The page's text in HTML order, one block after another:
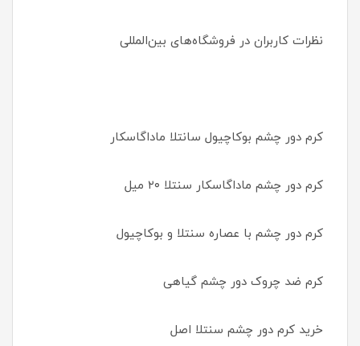
نظرات کاربران در فروشگاه‌های بین‌المللی
کرم دور چشم بوکاچیول سانتلا ماداگاسکار
کرم دور چشم ماداگاسکار سنتلا ۲۰ میل
کرم دور چشم با عصاره سنتلا و بوکاچیول
کرم ضد چروک دور چشم گیاهی
خرید کرم دور چشم سنتلا اصل